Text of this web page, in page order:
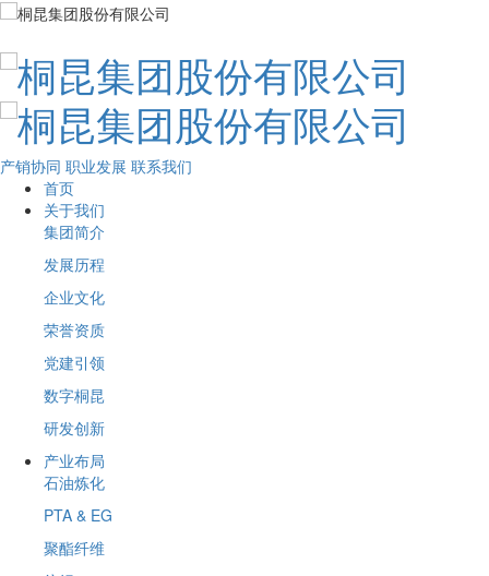
产销协同 职业发展 联系我们
首页
关于我们
集团简介
发展历程
企业文化
荣誉资质
党建引领
数字桐昆
研发创新
产业布局
石油炼化
PTA & EG
聚酯纤维